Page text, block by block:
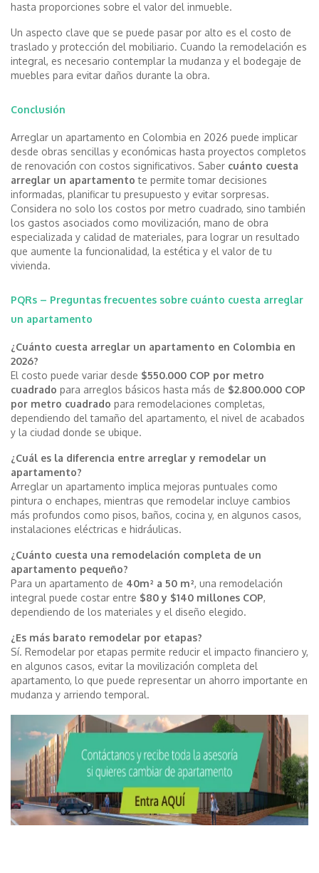
hasta proporciones sobre el valor del inmueble.
Un aspecto clave que se puede pasar por alto es el costo de
traslado y protección del mobiliario. Cuando la remodelación es
integral, es necesario contemplar la mudanza y el bodegaje de
muebles para evitar daños durante la obra.
Conclusión
Arreglar un apartamento en Colombia en 2026 puede implicar
desde obras sencillas y económicas hasta proyectos completos
de renovación con costos significativos. Saber cuánto cuesta
arreglar un apartamento te permite tomar decisiones
informadas, planificar tu presupuesto y evitar sorpresas.
Considera no solo los costos por metro cuadrado, sino también
los gastos asociados como movilización, mano de obra
especializada y calidad de materiales, para lograr un resultado
que aumente la funcionalidad, la estética y el valor de tu
vivienda.
PQRs – Preguntas frecuentes sobre cuánto cuesta arreglar
un apartamento
¿Cuánto cuesta arreglar un apartamento en Colombia en
2026?
El costo puede variar desde $550.000 COP por metro
cuadrado para arreglos básicos hasta más de $2.800.000 COP
por metro cuadrado para remodelaciones completas,
dependiendo del tamaño del apartamento, el nivel de acabados
y la ciudad donde se ubique.
¿Cuál es la diferencia entre arreglar y remodelar un
apartamento?
Arreglar un apartamento implica mejoras puntuales como
pintura o enchapes, mientras que remodelar incluye cambios
más profundos como pisos, baños, cocina y, en algunos casos,
instalaciones eléctricas e hidráulicas.
¿Cuánto cuesta una remodelación completa de un
apartamento pequeño?
Para un apartamento de 40m² a 50 m², una remodelación
integral puede costar entre $80 y $140 millones COP,
dependiendo de los materiales y el diseño elegido.
¿Es más barato remodelar por etapas?
Sí. Remodelar por etapas permite reducir el impacto financiero y,
en algunos casos, evitar la movilización completa del
apartamento, lo que puede representar un ahorro importante en
mudanza y arriendo temporal.